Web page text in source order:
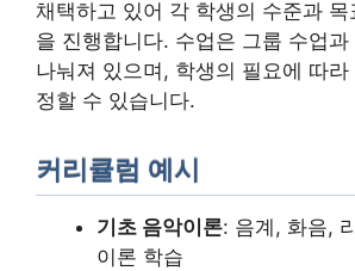
채택하고 있어 각 학생의 수준과 목
을 진행합니다. 수업은 그룹 수업
나눠져 있으며, 학생의 필요에 따
정할 수 있습니다.
커리큘럼 예시
기초 음악이론: 음계, 화음,
이론 학습